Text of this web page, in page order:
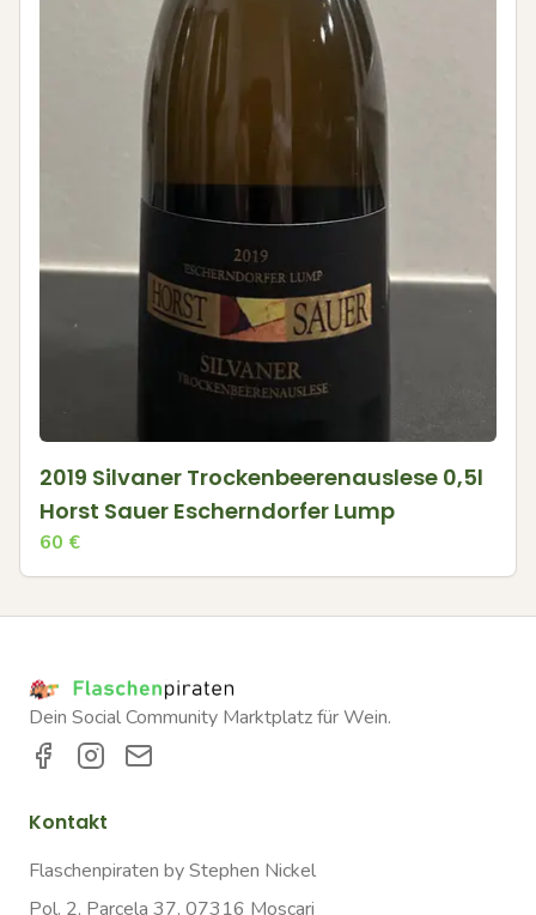
2019 Silvaner Trockenbeerenauslese 0,5l
Horst Sauer Escherndorfer Lump
60 €
Dein Social Community Marktplatz für Wein.
Kontakt
Flaschenpiraten by Stephen Nickel
Pol. 2, Parcela 37, 07316 Moscari